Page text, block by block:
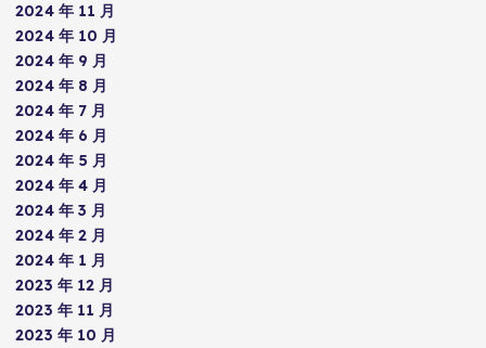
2024 年 11 月
2024 年 10 月
2024 年 9 月
2024 年 8 月
2024 年 7 月
2024 年 6 月
2024 年 5 月
2024 年 4 月
2024 年 3 月
2024 年 2 月
2024 年 1 月
2023 年 12 月
2023 年 11 月
2023 年 10 月